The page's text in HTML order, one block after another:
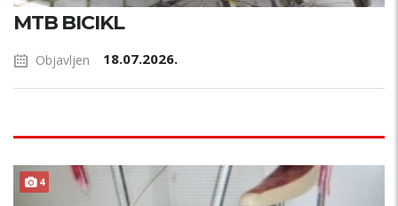
MTB BICIKL
Objavljen 18.07.2026.
4